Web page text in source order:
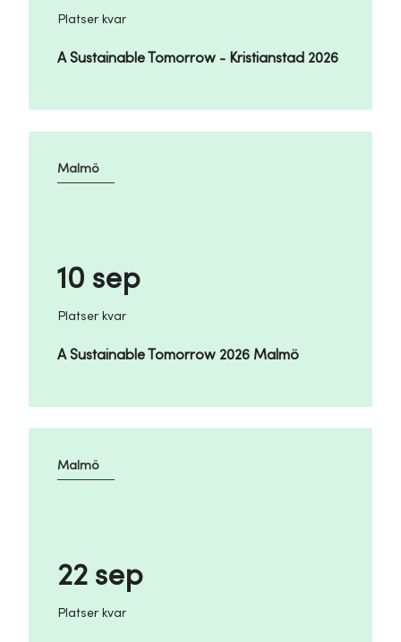
A Sustainable Tomorrow - Kristianstad 2026
Platser kvar
A Sustainable Tomorrow 2026 Malmö
10 sep
Platser kvar
Malmö
22 sep
Platser kvar
Malmö